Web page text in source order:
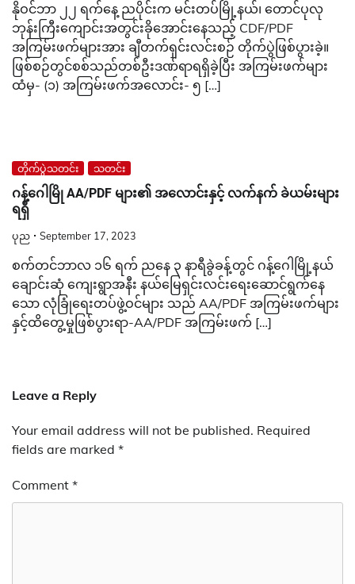
နိုဝင်ဘာ ၂၂ ရက်နေ့ ညပိုင်းက မင်းတပ်မြို့နယ်၊ တောင်ပုလု
ဘုန်းကြီးကျောင်းအတွင်းခိုအောင်းနေသည့် CDF/PDF
အကြမ်းဖက်များအား ချီတက်ရှင်းလင်းစဉ် တိုက်ပွဲဖြစ်ပွားခဲ့။
ဖြစ်စဉ်တွင်စစ်သည်တစ်ဦးဒဏ်ရာရရှိခဲ့ပြီး အကြမ်းဖက်များ
ထံမှ- (၁) အကြမ်းဖက်အလောင်း- ၅ […]
တိုက်ပွဲသတင်း သတင်း
ဂန့်ဂေါမြို AA/PDF များ၏ အလောင်းနှင့် လက်နက် ခဲယမ်းများ
ရရှိ
ပုည September 17, 2023
စက်တင်ဘာလ ၁၆ ရက် ညနေ ၃ နာရီခွဲခန့်တွင် ဂန့်ဂေါမြို့နယ်
ချောင်းဆုံ ကျေးရွာအနီး နယ်မြေရှင်းလင်းရေးဆောင်ရွက်နေ
သော လုံခြုံရေးတပ်ဖွဲ့ဝင်များ သည် AA/PDF အကြမ်းဖက်များ
နှင့်ထိတွေ့မှုဖြစ်ပွားရာ-AA/PDF အကြမ်းဖက် […]
Leave a Reply
Your email address will not be published. Required
fields are marked *
Comment *